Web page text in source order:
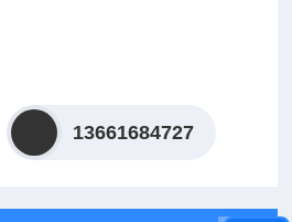
13661684727